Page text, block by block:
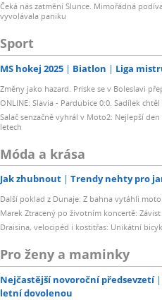
Čeká nás zatmění Slunce. Mimořádná
vyvolávala paniku
Sport
MS hokej 2025 Biatlon Liga
Změny jako hazard. Priske se v Boleslavi
ONLINE: Slavia - Pardubice 0:0. Sadílek
Salač senzačně vyhrál v Moto2: Nejlepší
letech
Móda a krása
Jak zhubnout Trendy nehty pro
Další poklad z Dunaje: Z bahna vytáhli
Marek Ztracený po životním koncertě:
Draisina, velocipéd i kostitřas: Unikátní
Pro ženy a maminky
Nejčastější novoroční předsevzetí
letní dovolenou